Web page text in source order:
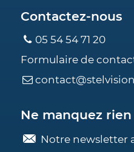
Contactez-nous
05 54 54 71 20
Formulaire de
Ne manquez rien
Notre newsletter